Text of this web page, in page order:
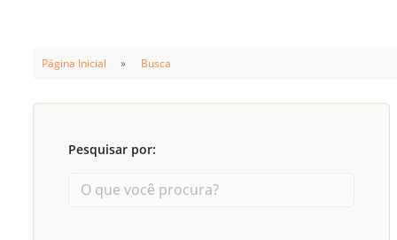
Página Inicial Busca
Pesquisar por: